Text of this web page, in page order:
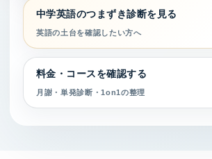
中学英語のつまずき診断を見る
英語の土台を確認したい方へ
料金・コースを確認する
月謝・単発診断・1on1の整理